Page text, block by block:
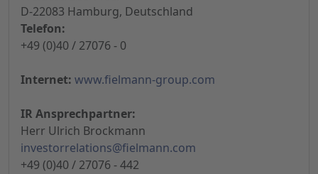
D-22083 Hamburg, Deutschland
Telefon:
+49 (0)40 / 27076 - 0
Internet: www.fielmann-group.com
IR Ansprechpartner:
Herr Ulrich Brockmann
investorrelations@fielmann.com
+49 (0)40 / 27076 - 442